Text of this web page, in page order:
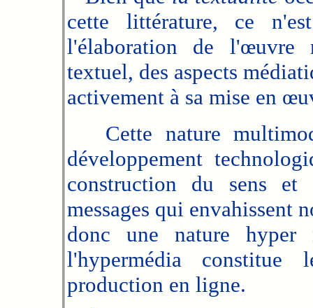
cette littérature, ce
l'élaboration de l'œuvre
textuel, des aspects
activement à sa mise en
Cette nature
développement
construction du sens et
messages qui envahissent
donc une nature hyper
l'hypermédia
production en ligne.